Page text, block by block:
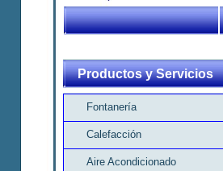
Productos y Servicios
Fontanería
Calefacción
Aire Acondicionado